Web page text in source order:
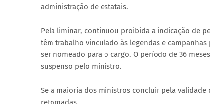
administração de estatais.
Pela liminar, continuou proibida a indicação de
têm trabalho vinculado às legendas e
ser nomeado para o cargo. O período de 36
suspenso pelo ministro.
Se a maioria dos ministros concluir pela validade
retomadas.